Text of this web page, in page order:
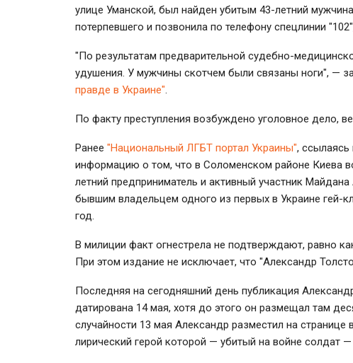
улице Уманской, был найден убитым 43-летний
потерпевшего и позвонила по телефону спецлинии
"По результатам предварительной судебно-
удушения. У мужчины скотчем были связаны ноги", —
правде в Украине"
По факту преступления возбуждено уголовное дело,
Ранее "Национальный ЛГБТ портал Украины",
информацию о том, что в Соломенском районе Киева
летний предприниматель и активный участник
бывшим владельцем одного из первых в Украине гей-
год.
В милиции факт огнестрела не подтверждают, равно
При этом издание не исключает, что "Александр
Последняя на сегодняшний день публикация
датирована 14 мая, хотя до этого он размещал там
случайности 13 мая Александр разместил на
лирический герой которой — убитый на войне солдат